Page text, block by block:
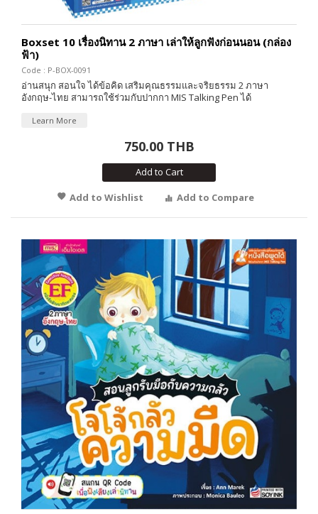
Boxset 10 เรื่องนิทาน 2 ภาษา เล่าให้ลูกฟังก่อนนอน (กล่อง
ฟ้า)
Code : P-BOX-0091
อ่านสนุก สอนใจ ได้ข้อคิด เสริมคุณธรรมและจริยธรรม 2 ภาษา
อังกฤษ-ไทย สามารถใช้ร่วมกับปากกา MIS Talking Pen ได้
Learn More
750.00 THB
Add to Cart
Add to Wishlist
Add to Compare